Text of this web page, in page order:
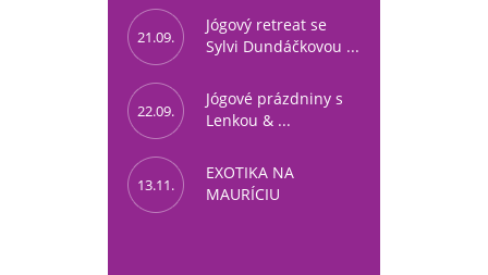
21.09.
Jógový retreat se
Sylvi Dundáčkovou ...
22.09.
Jógové prázdniny s
Lenkou & ...
13.11.
EXOTIKA NA
MAURÍCIU